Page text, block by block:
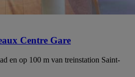
Centre Gare
en op 100 m van treinstation Saint-